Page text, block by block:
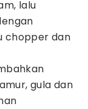
lalu
chopper dan
gula dan